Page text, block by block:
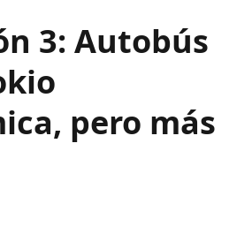
3: Autobús
pero más